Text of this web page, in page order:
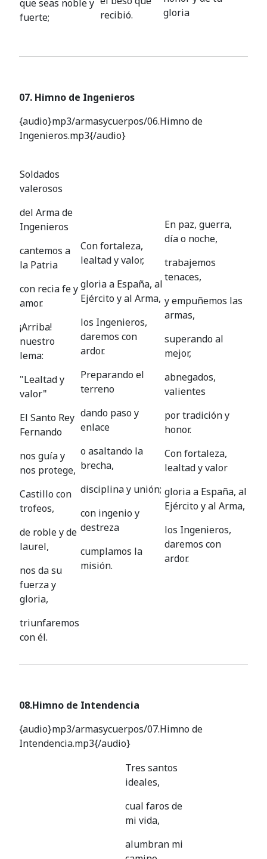
que seas noble y
fuerte;
recibió.
gloria
07. Himno de Ingenieros
{audio}mp3/armasycuerpos/06.Himno de
Ingenieros.mp3{/audio}
Soldados
valerosos
del Arma de
Ingenieros
cantemos a
la Patria
con recia fe y
amor.
¡Arriba!
nuestro
lema:
"Lealtad y
valor"
El Santo Rey
Fernando
nos guía y
nos protege,
Castillo con
trofeos,
de roble y de
laurel,
nos da su
fuerza y
gloria,
triunfaremos
con él.
Con fortaleza,
lealtad y valor,
gloria a España, al
Ejército y al Arma,
los Ingenieros,
daremos con
ardor.
Preparando el
terreno
dando paso y
enlace
o asaltando la
brecha,
disciplina y unión;
con ingenio y
destreza
cumplamos la
misión.
En paz, guerra,
día o noche,
trabajemos
tenaces,
y empuñemos las
armas,
superando al
mejor,
abnegados,
valientes
por tradición y
honor.
Con fortaleza,
lealtad y valor
gloria a España, al
Ejército y al Arma,
los Ingenieros,
daremos con
ardor.
08.Himno de Intendencia
{audio}mp3/armasycuerpos/07.Himno de
Intendencia.mp3{/audio}
Tres santos
ideales,
cual faros de
mi vida,
alumbran mi